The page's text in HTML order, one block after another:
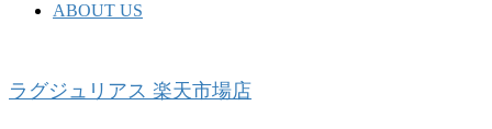
ABOUT US
ラグジュリアス 楽天市場店